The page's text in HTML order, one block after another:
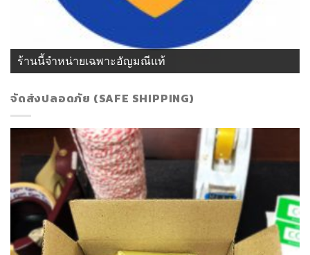
ร้านนี้จำหน่ายเฉพาะอัญมณีแท้
จัดส่งปลอดภัย (SAFE SHIPPING)